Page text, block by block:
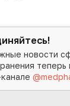
новости
теперь